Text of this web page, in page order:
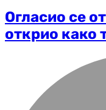
Огласио се
открио како